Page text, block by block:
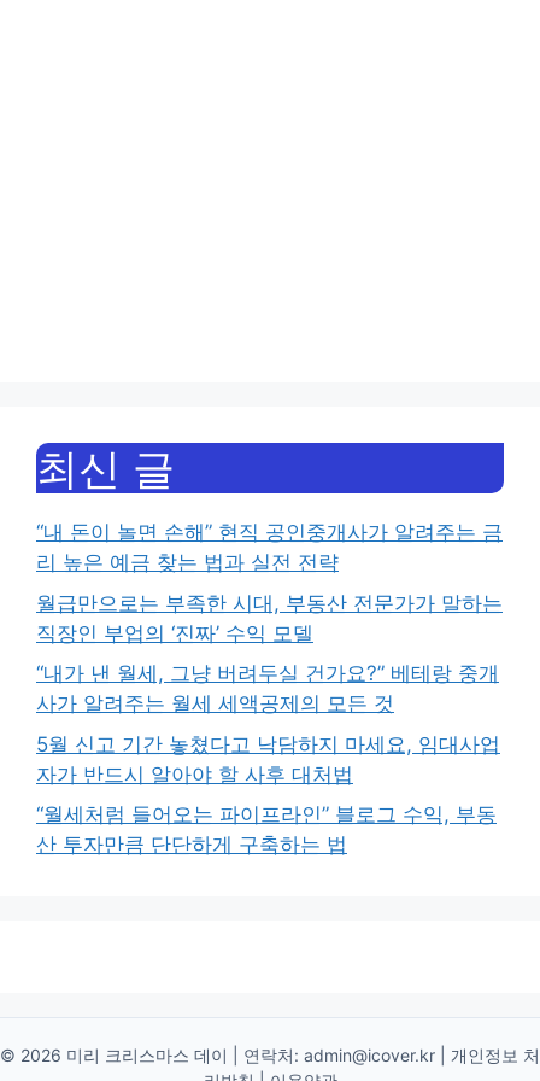
최신 글
“내 돈이 놀면 손해” 현직 공인중개사가 알려주는 금
리 높은 예금 찾는 법과 실전 전략
월급만으로는 부족한 시대, 부동산 전문가가 말하는
직장인 부업의 ‘진짜’ 수익 모델
“내가 낸 월세, 그냥 버려두실 건가요?” 베테랑 중개
사가 알려주는 월세 세액공제의 모든 것
5월 신고 기간 놓쳤다고 낙담하지 마세요, 임대사업
자가 반드시 알아야 할 사후 대처법
“월세처럼 들어오는 파이프라인” 블로그 수익, 부동
산 투자만큼 단단하게 구축하는 법
© 2026 미리 크리스마스 데이 | 연락처: admin@icover.kr
개인정보 처